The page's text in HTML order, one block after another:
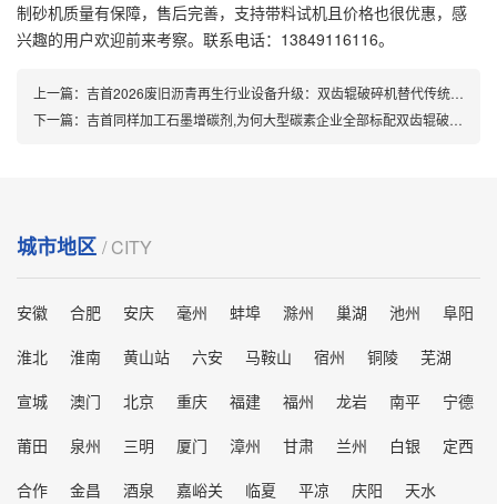
制砂机质量有保障，售后完善，支持带料试机且价格也很优惠，感
兴趣的用户欢迎前来考察。联系电话：13849116116。
上一篇： 吉首2026废旧沥青再生行业设备升级：双齿辊破碎机替代传统破碎的核心优势解析
下一篇： 吉首同样加工石墨增碳剂,为何大型碳素企业全部标配双齿辊破碎机？看完彻底懂选型!
城市地区 / CITY
安徽 合肥 安庆 毫州 蚌埠 滁州 巢湖 池州
阜阳
淮北
淮南 黄山站 六安 马鞍山 宿州 铜陵
芜湖
宣城
澳门 北京 重庆 福建 福州 龙岩 南平
宁德
莆田
泉州 三明 厦门 漳州 甘肃 兰州 白银
定西
合作
金昌 酒泉 嘉峪关 临夏 平凉 庆阳
天水